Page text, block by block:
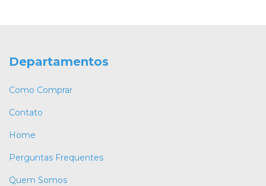
Departamentos
Como Comprar
Contato
Home
Perguntas Frequentes
Quem Somos